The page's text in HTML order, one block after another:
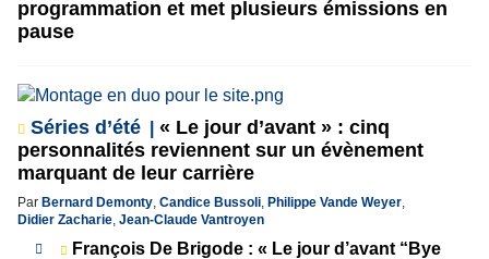
programmation et met plusieurs émissions en
pause
Séries d’été
« Le jour d’avant » : cinq
personnalités reviennent sur un évènement
marquant de leur carrière
Par Bernard Demonty, Candice Bussoli, Philippe Vande Weyer,
Didier Zacharie, Jean-Claude Vantroyen
François De Brigode : « Le jour d’avant “Bye